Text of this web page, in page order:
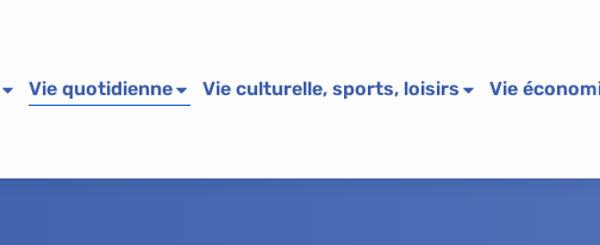
Vie quotidienne Vie culturelle, sports, loisirs Vie